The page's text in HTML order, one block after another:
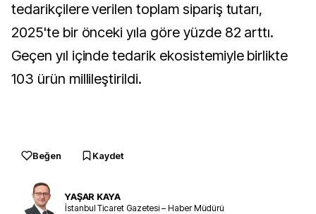
tedarikçilere verilen toplam sipariş tutarı,
2025'te bir önceki yıla göre yüzde 82 arttı.
Geçen yıl içinde tedarik ekosistemiyle birlikte
103 ürün millileştirildi.
Beğen Kaydet
YAŞAR KAYA
İstanbul Ticaret Gazetesi – Haber Müdürü